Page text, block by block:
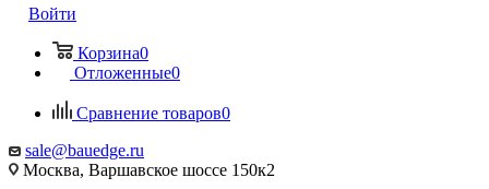
Войти
Корзина0
Отложенные0
Сравнение товаров0
sale@bauedge.ru
Москва, Варшавское шоссе 150к2